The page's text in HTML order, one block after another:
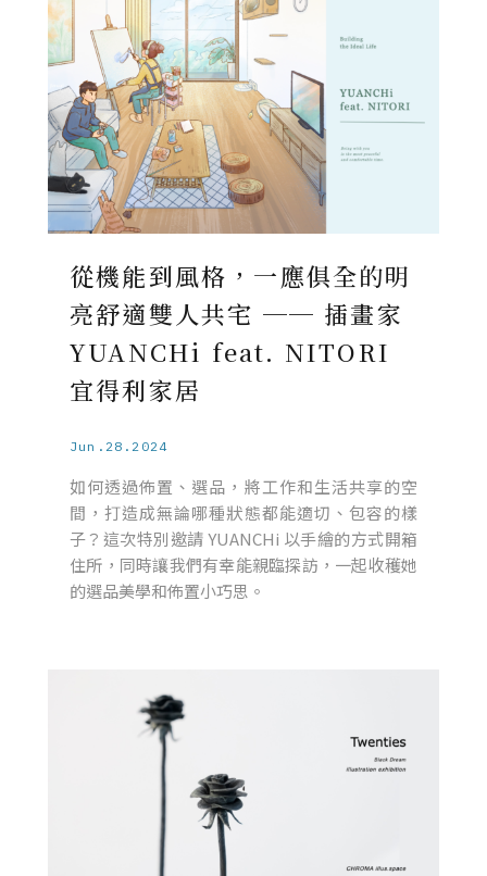
從機能到風格，一應俱全的明
亮舒適雙人共宅 ── 插畫家
YUANCHi feat. NITORI
宜得利家居
Jun.28.2024
如何透過佈置、選品，將工作和生活共享的空
間，打造成無論哪種狀態都能適切、包容的樣
子？這次特別邀請 YUANCHi 以手繪的方式開箱
住所，同時讓我們有幸能親臨探訪，一起收穫她
的選品美學和佈置小巧思。